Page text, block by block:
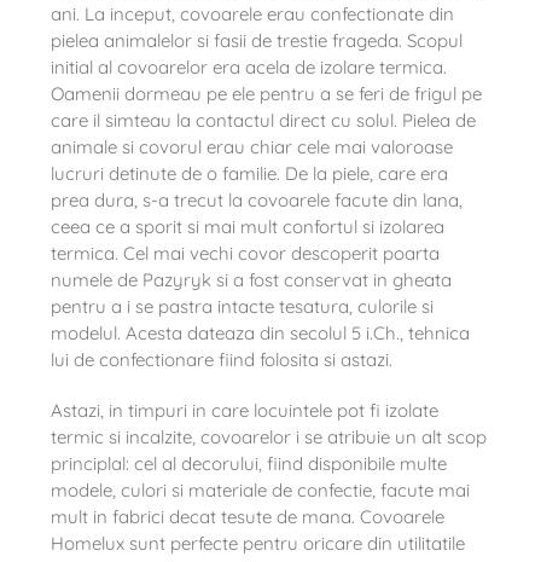
ani. La inceput, covoarele erau confectionate din
pielea animalelor si fasii de trestie frageda. Scopul
initial al covoarelor era acela de izolare termica.
Oamenii dormeau pe ele pentru a se feri de frigul pe
care il simteau la contactul direct cu solul. Pielea de
animale si covorul erau chiar cele mai valoroase
lucruri detinute de o familie. De la piele, care era
prea dura, s-a trecut la covoarele facute din lana,
ceea ce a sporit si mai mult confortul si izolarea
termica. Cel mai vechi covor descoperit poarta
numele de Pazyryk si a fost conservat in gheata
pentru a i se pastra intacte tesatura, culorile si
modelul. Acesta dateaza din secolul 5 i.Ch., tehnica
lui de confectionare fiind folosita si astazi.
Astazi, in timpuri in care locuintele pot fi izolate
termic si incalzite, covoarelor i se atribuie un alt scop
principlal: cel al decorului, fiind disponibile multe
modele, culori si materiale de confectie, facute mai
mult in fabrici decat tesute de mana. Covoarele
Homelux sunt perfecte pentru oricare din utilitatile